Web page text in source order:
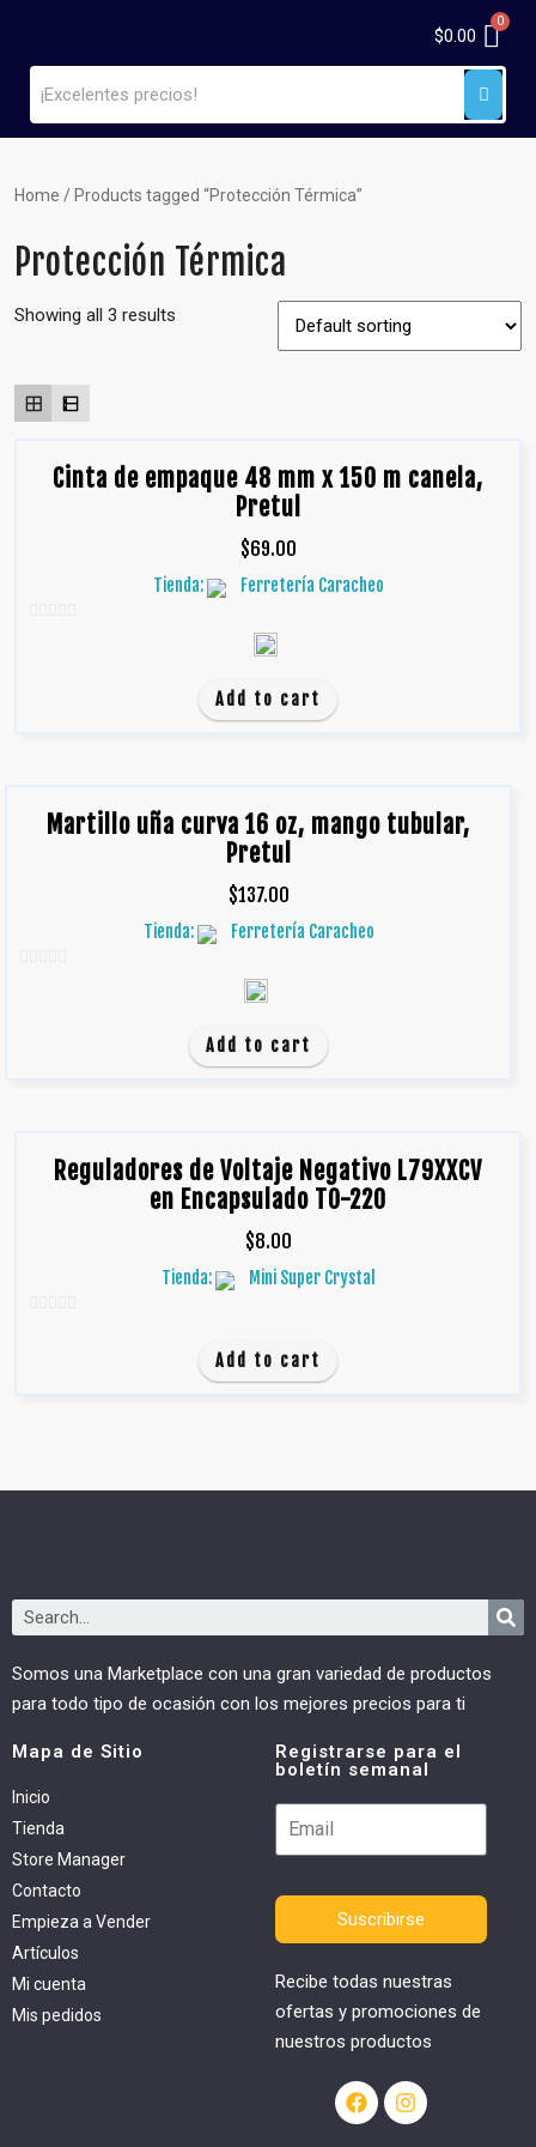
$0.00
Home / Products tagged “Protección Térmica”
Protección Térmica
Showing all 3 results
Cinta de empaque 48 mm x 150 m canela,
Pretul
$69.00
Tienda: Ferretería Caracheo
Add to cart
Martillo uña curva 16 oz, mango tubular,
Pretul
$137.00
Tienda: Ferretería Caracheo
Add to cart
Reguladores de Voltaje Negativo L79XXCV
en Encapsulado TO-220
$8.00
Tienda: Mini Super Crystal
Add to cart
Somos una Marketplace con una gran variedad de productos
para todo tipo de ocasión con los mejores precios para ti
Mapa de Sitio
Inicio
Tienda
Store Manager
Contacto
Empieza a Vender
Artículos
Mi cuenta
Mis pedidos
Registrarse para el
boletín semanal
Suscribirse
Recibe todas nuestras
ofertas y promociones de
nuestros productos